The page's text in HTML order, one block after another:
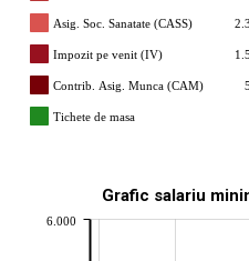
Asig. Soc. Sanatate (CASS)
Impozit pe venit (IV)
Contrib. Asig. Munca (CAM)
Tichete de masa
Grafic salariu
6.000